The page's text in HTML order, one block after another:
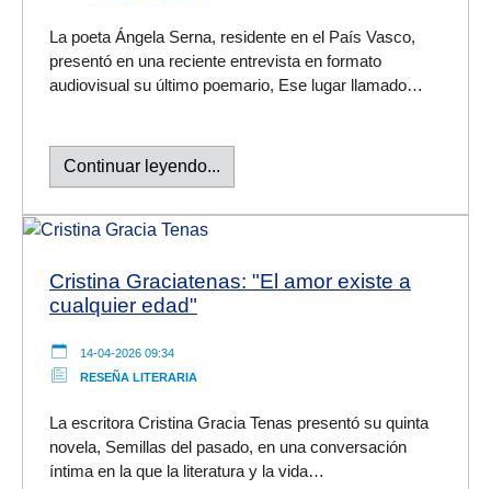
La poeta Ángela Serna, residente en el País Vasco,
presentó en una reciente entrevista en formato
audiovisual su último poemario, Ese lugar llamado…
Continuar leyendo...
Cristina Graciatenas: "El amor existe a
cualquier edad"
14-04-2026 09:34
RESEÑA LITERARIA
La escritora Cristina Gracia Tenas presentó su quinta
novela, Semillas del pasado, en una conversación
íntima en la que la literatura y la vida…